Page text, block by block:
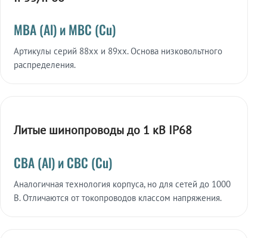
МВА (Al) и МВС (Cu)
Артикулы серий 88xx и 89xx. Основа низковольтного
распределения.
Литые шинопроводы до 1 кВ IP68
СВА (Al) и СВС (Cu)
Аналогичная технология корпуса, но для сетей до 1000
В. Отличаются от токопроводов классом напряжения.